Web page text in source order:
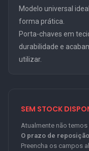
Modelo universal
forma prática.
Porta-chaves em
durabilidade e
utilizar.
SEM STOCK
Atualmente não
O prazo de
Preencha os campos